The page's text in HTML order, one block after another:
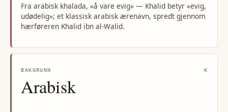
Fra arabisk khalada, «å vare evig» — Khalid betyr «evig,
udødelig»; et klassisk arabisk ærenavn, spredt gjennom
hærføreren Khalid ibn al-Walid.
BAKGRUNN K
Arabisk